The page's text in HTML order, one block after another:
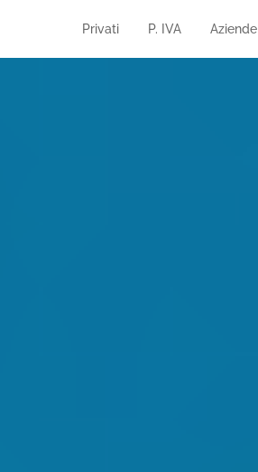
Privati P. IVA Aziende